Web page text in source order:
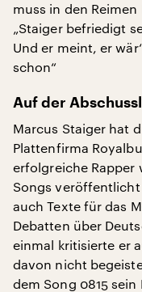
muss in den
„Staiger befriedigt
Und er meint, er
schon“
Auf der
Marcus Staiger hat
Plattenfirma
erfolgreiche Rapper
Songs
auch Texte für das
Debatten über
einmal kritisierte er
davon nicht
dem Song 0815 sein